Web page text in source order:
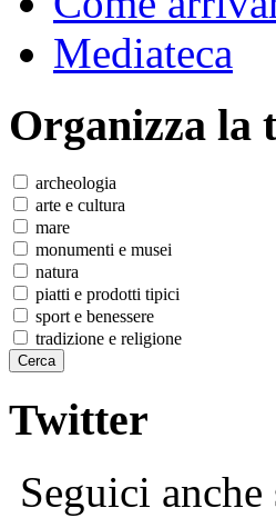
Mediateca
Organizza la
archeologia
arte e cultura
mare
monumenti e musei
natura
piatti e prodotti tipici
sport e benessere
tradizione e religione
Twitter
Seguici